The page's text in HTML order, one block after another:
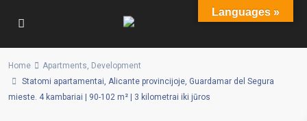
Home Apartments, Development
Statomi apartamentai, Alicante provincijoje, Guardamar del Segura
mieste. 4 kambariai | 90-102 m² | 3 kilometrai iki jūros
Languages »